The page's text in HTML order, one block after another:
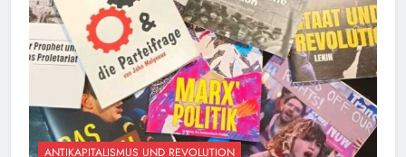
ANTIKAPITALISMUS UND REVOLUTION